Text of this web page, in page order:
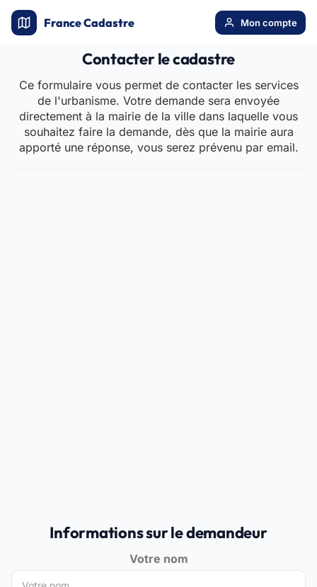
France Cadastre Mon compte
Contacter le cadastre
Ce formulaire vous permet de contacter les services
de l'urbanisme. Votre demande sera envoyée
directement à la mairie de la ville dans laquelle vous
souhaitez faire la demande, dès que la mairie aura
apporté une réponse, vous serez prévenu par email.
Informations sur le demandeur
Votre nom